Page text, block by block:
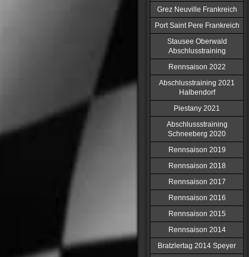
Grez Neuville Frankreich
Port Saint Pere Frankreich
Stausee Oberwald
Abschlusstraining
Rennsaison 2022
Abschlusstraining 2021
Halbendorf
Piestany 2021
Abschlussstraining
Schneeberg 2020
Rennsaison 2019
Rennsaison 2018
Rennsaison 2017
Rennsaison 2016
Rennsaison 2015
Rennsaison 2014
Bratzlertag 2014 Speyer